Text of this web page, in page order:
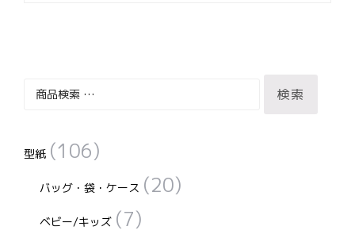
象:
検索
型紙 (106)
バッグ・袋・ケース (20)
ベビー/キッズ (7)